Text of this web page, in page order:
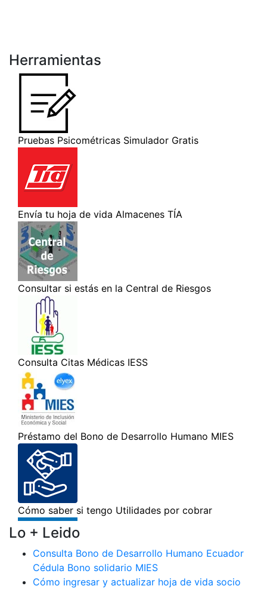
Herramientas
Lo + Leido
Consulta Bono de Desarrollo Humano Ecuador
Cédula Bono solidario MIES
Cómo ingresar y actualizar hoja de vida socio